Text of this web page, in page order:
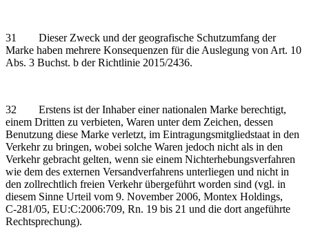
31 Dieser Zweck und der geografische Schutzumfang der
Marke haben mehrere Konsequenzen für die Auslegung von Art. 10
Abs. 3 Buchst. b der Richtlinie 2015/2436.
32 Erstens ist der Inhaber einer nationalen Marke berechtigt,
einem Dritten zu verbieten, Waren unter dem Zeichen, dessen
Benutzung diese Marke verletzt, im Eintragungsmitgliedstaat in den
Verkehr zu bringen, wobei solche Waren jedoch nicht als in den
Verkehr gebracht gelten, wenn sie einem Nichterhebungsverfahren
wie dem des externen Versandverfahrens unterliegen und nicht in
den zollrechtlich freien Verkehr übergeführt worden sind (vgl. in
diesem Sinne Urteil vom 9. November 2006, Montex Holdings,
C‑281/05, EU:C:2006:709, Rn. 19 bis 21 und die dort angeführte
Rechtsprechung).